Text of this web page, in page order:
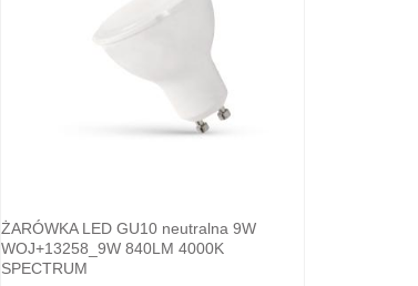
ŻARÓWKA LED GU10 neutralna 9W
WOJ+13258_9W 840LM 4000K
SPECTRUM